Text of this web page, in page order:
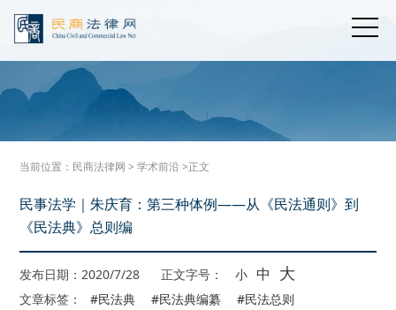
当前位置： 民商法律网 >学术前沿>正文
民事法学｜朱庆育：第三种体例——从《民法通则》到
《民法典》总则编
发布日期：2020/7/28 正文字号： 小 中 大
文章标签： #民法典 #民法典编纂 #民法总则